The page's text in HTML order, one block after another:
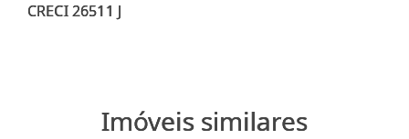
Imóveis similares